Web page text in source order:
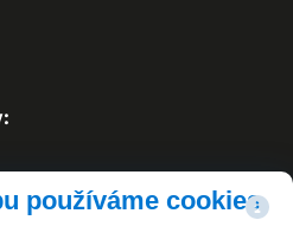
používáme cookies